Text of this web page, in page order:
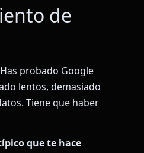
de
probado Google
lentos, demasiado
Tiene que haber
que te hace